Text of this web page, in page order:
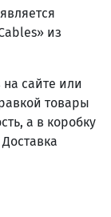
из
сайте или
товары
а в коробку